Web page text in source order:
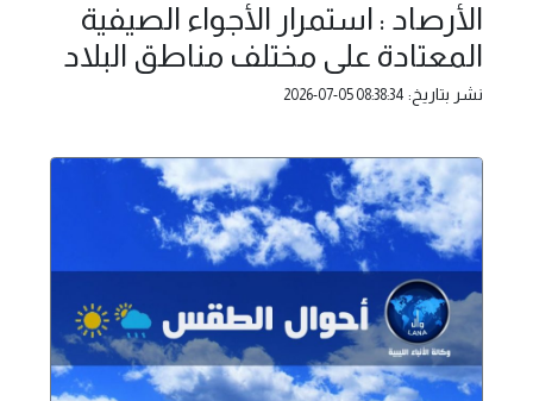
الأرصاد : استمرار الأجواء الصيفية
المعتادة على مختلف مناطق البلاد
نشر بتاريخ: 2026-07-05 08:38:34